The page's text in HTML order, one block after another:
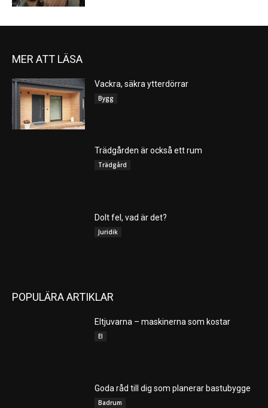
MER ATT LÄSA
Vackra, säkra ytterdörrar
Bygg
Trädgården är också ett rum
Trädgård
Dolt fel, vad är det?
Juridik
POPULÄRA ARTIKLAR
Eltjuvarna – maskinerna som kostar
El
Goda råd till dig som planerar bastubygge
Badrum